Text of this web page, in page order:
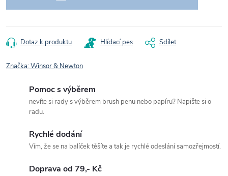
Dotaz k produktu Hlídací pes Sdílet
Značka:Winsor & Newton
Pomoc s výběrem
nevíte si rady s výběrem brush penu nebo papíru? Napište si o
radu.
Rychlé dodání
Vím, že se na balíček těšíte a tak je rychlé odeslání samozřejmostí.
Doprava od 79,- Kč